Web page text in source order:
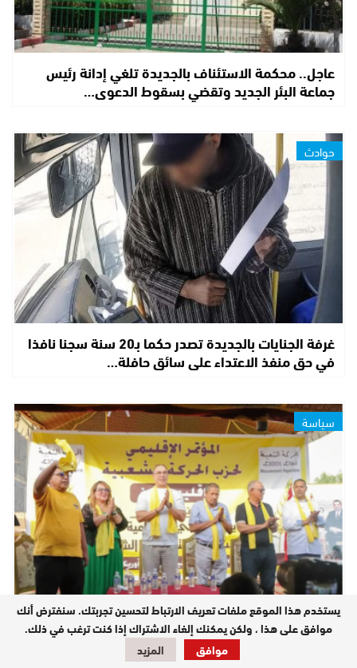
عاجل.. محكمة الاستئناف بالجديدة تلغي إدانة رئيس
جماعة البئر الجديد وتقضي بسقوط الدعوى…
حوادث
غرفة الجنايات بالجديدة تصدر حكما بـ20 سنة سجنا نافذا
في حق منفذ الاعتداء على سائق حافلة…
سياسة
ثلاث مرشحات بارزات يتنافسن على تزكية الحركة الشعبية
لقيادة اللائحة الجهوية للنساء بجهة…
يستخدم هذا الموقع ملفات تعريف الارتباط لتحسين تجربتك. سنفترض أنك
موافق على هذا ، ولكن يمكنك إلغاء الاشتراك إذا كنت ترغب في ذلك.
موافق
المزيد